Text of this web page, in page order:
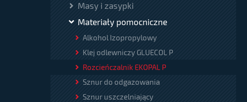
Masy i zasypki
Materiały pomocniczne
Alkohol Izopropylowy
Klej odlewniczy GLUECOL P
Rozcieńczalnik EKOPAL P
Sznur do odgazowania
Sznur uszczelniający